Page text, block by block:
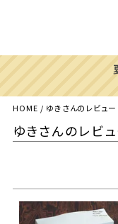
HOME ゆきさんのレビュー
ゆきさんのレビ